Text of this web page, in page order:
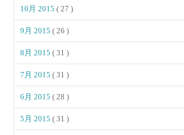
10月 2015( 27 )
9月 2015( 26 )
8月 2015( 31 )
7月 2015( 31 )
6月 2015( 28 )
5月 2015( 31 )